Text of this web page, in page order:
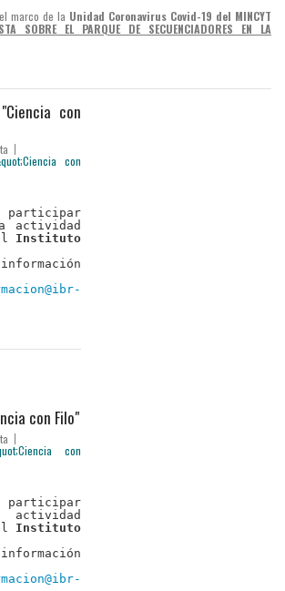
marco de la Unidad Coronavirus Covid-19 del MINCYT
SOBRE EL PARQUE DE SECUENCIADORES EN LA
con
participar
actividad
Instituto
con Filo"
participar
Instituto